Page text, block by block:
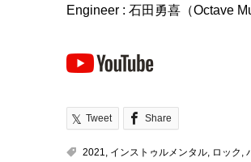
Engineer : 石田勇喜（Octave
Tweet Share
2021, インストゥルメンタル, ロック ,